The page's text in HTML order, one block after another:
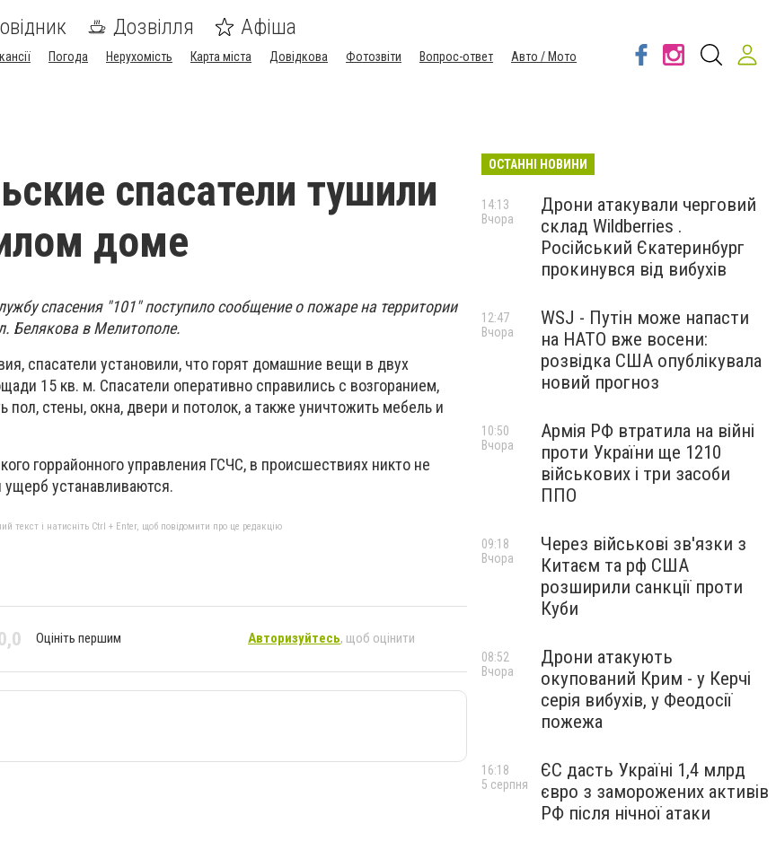
Дозвілля Афіша
Погода Нерухомість Карта міста Довідкова Фотозвіти Вопрос-ответ
Авто / Мото
спасатели тушили
доме
спасения "101" поступило сообщение о пожаре на территории
Белякова в Мелитополе.
спасатели установили, что горят домашние вещи в двух
15 кв. м. Спасатели оперативно справились с возгоранием,
пол, стены, окна, двери и потолок, а также уничтожить мебель и
горрайонного управления ГСЧС, в происшествиях никто не
устанавливаются.
текст і натисніть Ctrl + Enter, щоб повідомити про це редакцію
Оцініть першим Авторизуйтесь, щоб оцінити
ОСТАННІ НОВИНИ
Дрони атакували черговий
склад Wildberries .
Російський Єкатеринбург
прокинувся від вибухів
14:13
Вчора
WSJ - Путін може напасти
на НАТО вже восени:
розвідка США опублікувала
новий прогноз
12:47
Вчора
Армія РФ втратила на війні
проти України ще 1210
військових і три засоби
ППО
10:50
Вчора
Через військові зв'язки з
Китаєм та рф США
розширили санкції проти
Куби
09:18
Вчора
Дрони атакують
окупований Крим - у Керчі
серія вибухів, у Феодосії
пожежа
08:52
Вчора
ЄС дасть Україні 1,4 млрд
євро з заморожених активів
РФ після нічної атаки
16:18
5 серпня